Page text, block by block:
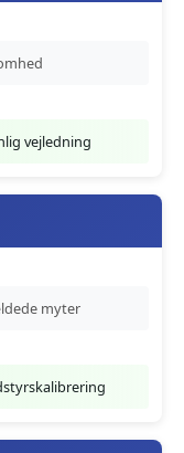
vejledning
myter